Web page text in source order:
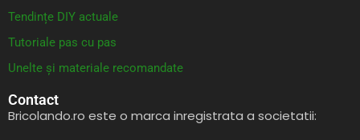
Tendințe DIY actuale
Tutoriale pas cu pas
Unelte și materiale recomandate
Contact
Bricolando.ro este o marca inregistrata a societatii: